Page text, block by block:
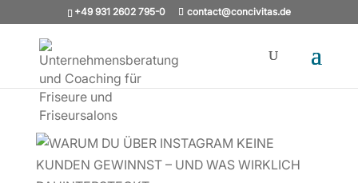
+49 931 2602 795-0 contact@concivitas.de